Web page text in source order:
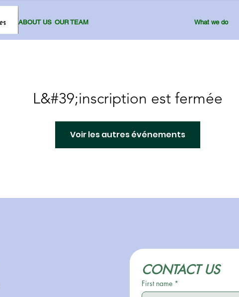
ABOUT US OUR TEAM What we do
L&#39;inscription est fermée
Voir les autres événements
CONTACT US
First name *